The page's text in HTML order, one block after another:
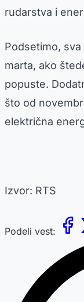
rudarstva i
Podsetimo,
marta, ako
popuste.
što od
električna
Izvor: RTS
Podeli vest: